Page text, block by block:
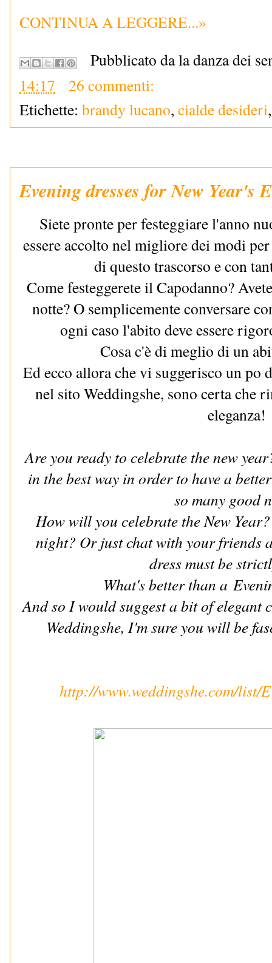
CONTINUA A LEGGERE...»
Pubblicato da la danza dei
14:17
26 commenti:
Etichette: brandy lucano, cialde desideri
Evening dresses for New Year's
Siete pronte per festeggiare l'anno
essere accolto nel migliore dei modi
di questo trascorso e con
Come festeggerete il Capodanno?
notte? O semplicemente conversare
ogni caso l'abito deve essere
Cosa c'è di meglio di un
Ed ecco allora che vi suggerisco un po
nel sito Weddingshe, sono certa che
eleganza!
Are you ready to celebrate the new
in the best way in order to have a
so many good
How will you celebrate the New
night? Or just chat with your friends
dress must be
What's better than a
And so I would suggest a bit of elegant
Weddingshe, I'm sure you will be
http://www.weddingshe.com/list/